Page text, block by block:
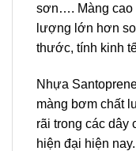
sơn…. Màng cao
lượng lớn hơn
thước, tính kinh
Nhựa
màng bơm chất
rãi trong các dây
hiện đại hiện